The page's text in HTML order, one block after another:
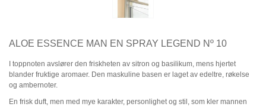
ALOE ESSENCE MAN EN SPRAY LEGEND Nº 10
I toppnoten avslører den friskheten av sitron og basilikum, mens hjertet
blander fruktige aromaer. Den maskuline basen er laget av edeltre, røkelse
og ambernoter.
En frisk duft, men med mye karakter, personlighet og stil, som kler mannen